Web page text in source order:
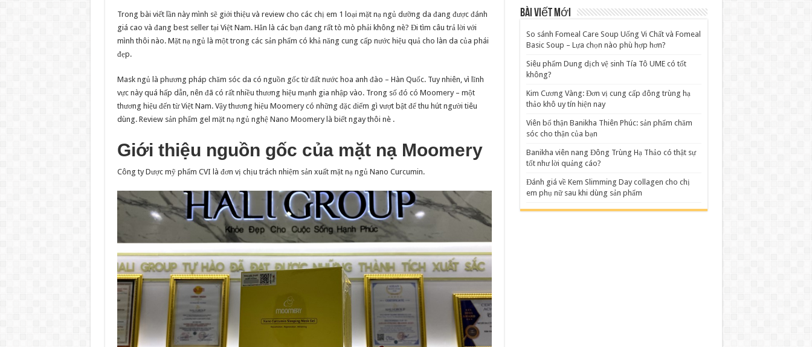
Trong bài viết lần này mình sẽ giới thiệu và review cho các chị em 1 loại mặt nạ ngủ dưỡng da đang được đánh
giá cao và đang best seller tại Việt Nam. Hẳn là các bạn đang rất tò mò phải không nè? Đi tìm câu trả lời với
mình thôi nào. Mặt nạ ngủ là một trong các sản phẩm có khả năng cung cấp nước hiệu quả cho làn da của phái
đẹp.
Mask ngủ là phương pháp chăm sóc da có nguồn gốc từ đất nước hoa anh đào – Hàn Quốc. Tuy nhiên, vì lĩnh
vực này quá hấp dẫn, nên đã có rất nhiều thương hiệu mạnh gia nhập vào. Trong số đó có Moomery – một
thương hiệu đến từ Việt Nam. Vậy thương hiệu Moomery có những đặc điểm gì vượt bật để thu hút người tiêu
dùng. Review sản phẩm gel mặt nạ ngủ nghệ Nano Moomery là biết ngay thôi nè .
Giới thiệu nguồn gốc của mặt nạ Moomery
Công ty Dược mỹ phẩm CVI là đơn vị chịu trách nhiệm sản xuất mặt nạ ngủ Nano Curcumin.
Bài viết mới
So sánh Fomeal Care Soup Uống Vi Chất và Fomeal
Basic Soup – Lựa chọn nào phù hợp hơn?
Siêu phẩm Dung dịch vệ sinh Tía Tô UME có tốt
không?
Kim Cương Vàng: Đơn vị cung cấp đông trùng hạ
thảo khô uy tín hiện nay
Viên bổ thận Banikha Thiên Phúc: sản phẩm chăm
sóc cho thận của bạn
Banikha viên nang Đông Trùng Hạ Thảo có thật sự
tốt như lời quảng cáo?
Đánh giá về Kem Slimming Day collagen cho chị
em phụ nữ sau khi dùng sản phẩm